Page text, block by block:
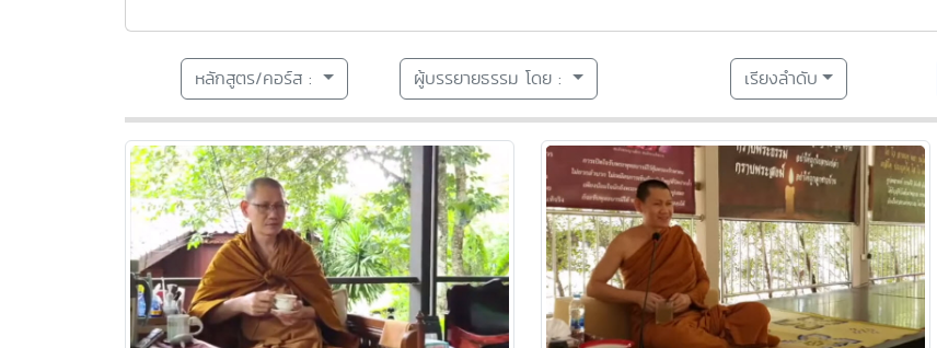
หลักสูตร/คอร์ส : ผู้บรรยายธรรม โดย : เรียงลำดับ